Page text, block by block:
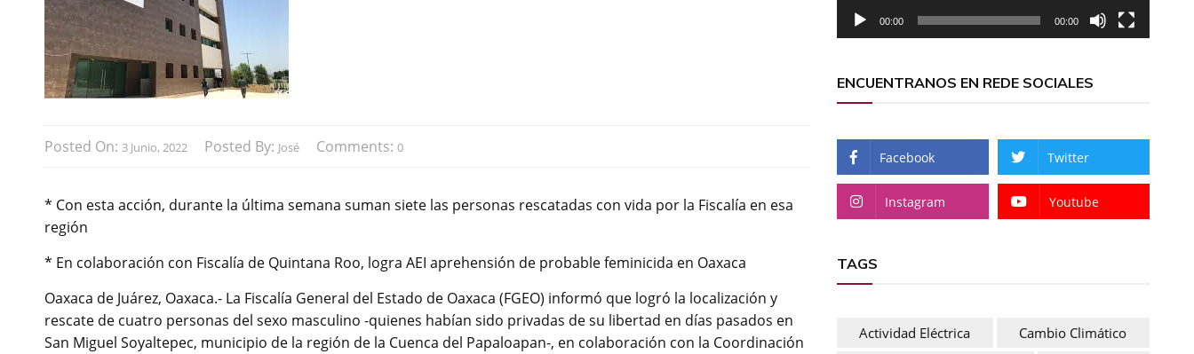
Posted On: 3 Junio, 2022 Posted By: José Comments: 0
* Con esta acción, durante la última semana suman siete las personas rescatadas con vida por la Fiscalía en esa
región
* En colaboración con Fiscalía de Quintana Roo, logra AEI aprehensión de probable feminicida en Oaxaca
Oaxaca de Juárez, Oaxaca.- La Fiscalía General del Estado de Oaxaca (FGEO) informó que logró la localización y
rescate de cuatro personas del sexo masculino -quienes habían sido privadas de su libertad en días pasados en
San Miguel Soyaltepec, municipio de la región de la Cuenca del Papaloapan-, en colaboración con la Coordinación
00:00 00:00
ENCUENTRANOS EN REDE SOCIALES
Facebook Twitter
Instagram Youtube
TAGS
Actividad Eléctrica
Cambio Climático